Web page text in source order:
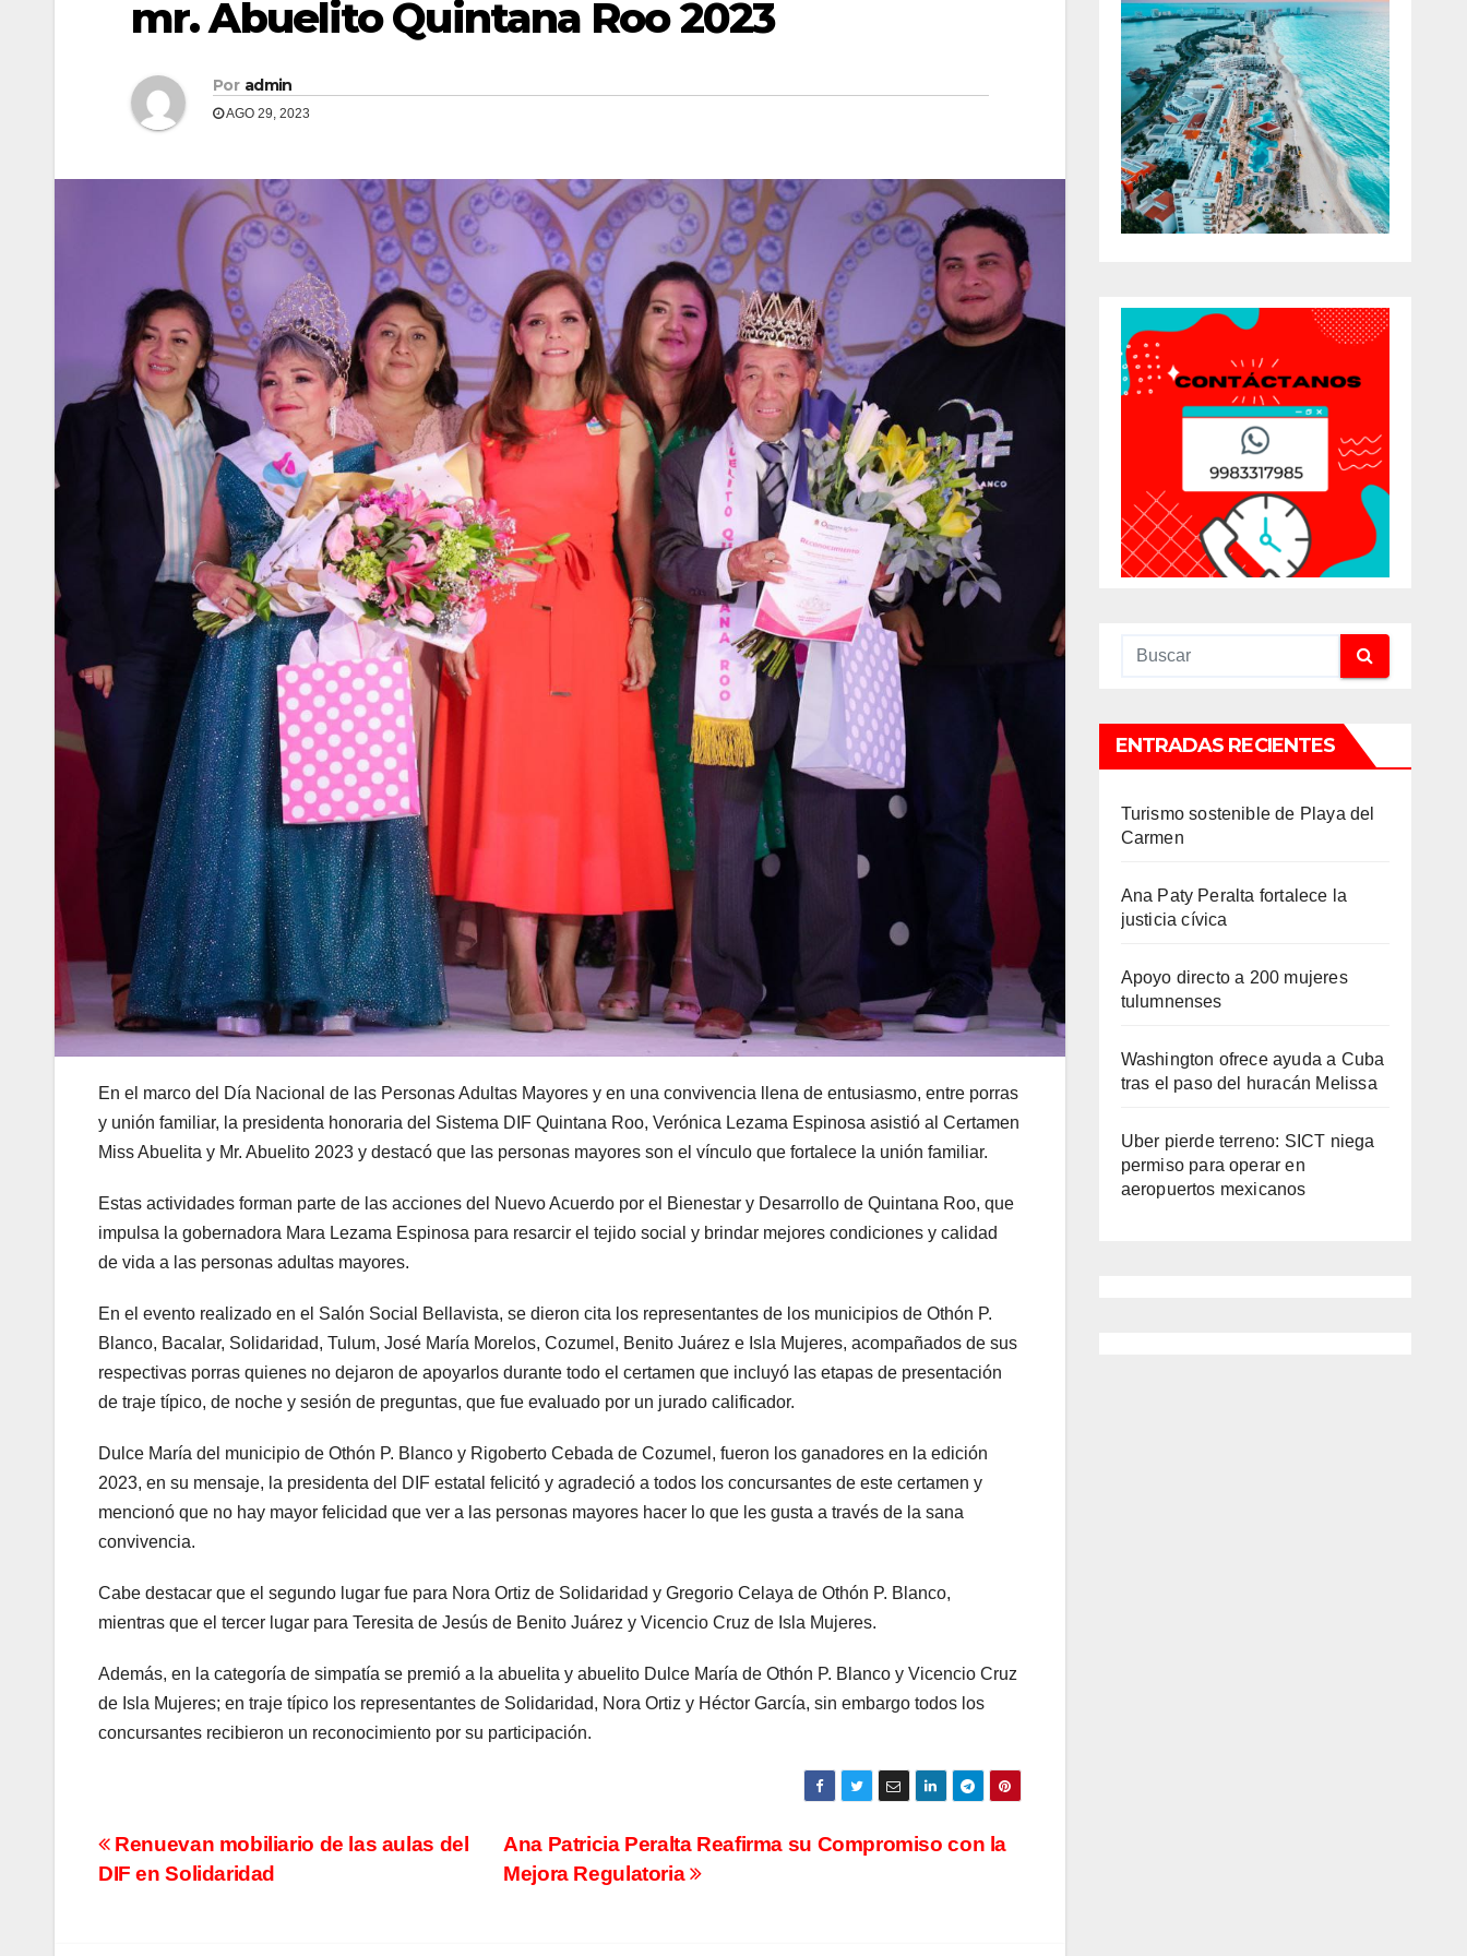
mr. Abuelito Quintana Roo 2023
Por admin
AGO 29, 2023
En el marco del Día Nacional de las Personas Adultas Mayores y en una convivencia llena de entusiasmo, entre porras
y unión familiar, la presidenta honoraria del Sistema DIF Quintana Roo, Verónica Lezama Espinosa asistió al Certamen
Miss Abuelita y Mr. Abuelito 2023 y destacó que las personas mayores son el vínculo que fortalece la unión familiar.
Estas actividades forman parte de las acciones del Nuevo Acuerdo por el Bienestar y Desarrollo de Quintana Roo, que
impulsa la gobernadora Mara Lezama Espinosa para resarcir el tejido social y brindar mejores condiciones y calidad
de vida a las personas adultas mayores.
En el evento realizado en el Salón Social Bellavista, se dieron cita los representantes de los municipios de Othón P.
Blanco, Bacalar, Solidaridad, Tulum, José María Morelos, Cozumel, Benito Juárez e Isla Mujeres, acompañados de sus
respectivas porras quienes no dejaron de apoyarlos durante todo el certamen que incluyó las etapas de presentación
de traje típico, de noche y sesión de preguntas, que fue evaluado por un jurado calificador.
Dulce María del municipio de Othón P. Blanco y Rigoberto Cebada de Cozumel, fueron los ganadores en la edición
2023, en su mensaje, la presidenta del DIF estatal felicitó y agradeció a todos los concursantes de este certamen y
mencionó que no hay mayor felicidad que ver a las personas mayores hacer lo que les gusta a través de la sana
convivencia.
Cabe destacar que el segundo lugar fue para Nora Ortiz de Solidaridad y Gregorio Celaya de Othón P. Blanco,
mientras que el tercer lugar para Teresita de Jesús de Benito Juárez y Vicencio Cruz de Isla Mujeres.
Además, en la categoría de simpatía se premió a la abuelita y abuelito Dulce María de Othón P. Blanco y Vicencio Cruz
de Isla Mujeres; en traje típico los representantes de Solidaridad, Nora Ortiz y Héctor García, sin embargo todos los
concursantes recibieron un reconocimiento por su participación.
Navegación
Ana Patricia Peralta Reafirma su Compromiso con la
Mejora Regulatoria
Renuevan mobiliario de las aulas del
DIF en Solidaridad
ENTRADAS RECIENTES
Turismo sostenible de Playa del
Carmen
Ana Paty Peralta fortalece la
justicia cívica
Apoyo directo a 200 mujeres
tulumnenses
Washington ofrece ayuda a Cuba
tras el paso del huracán Melissa
Uber pierde terreno: SICT niega
permiso para operar en
aeropuertos mexicanos